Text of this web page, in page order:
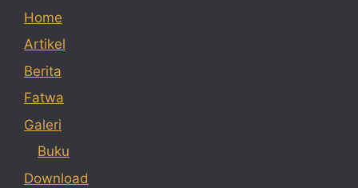
Home
Artikel
Berita
Fatwa
Galeri
Buku
Download